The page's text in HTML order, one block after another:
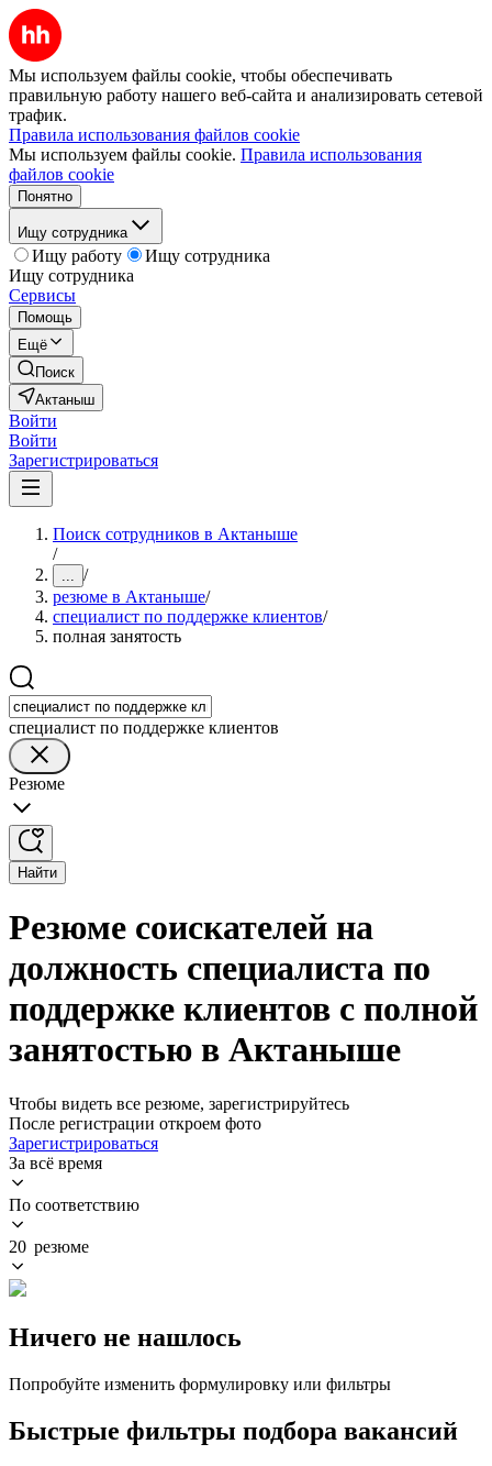
Мы используем файлы cookie, чтобы обеспечивать
правильную работу нашего веб-сайта и анализировать сетевой
трафик.
Правила использования файлов cookie
Мы используем файлы cookie. Правила использования
файлов cookie
Понятно
Ищу сотрудника
Ищу работу
Ищу сотрудника
Ищу сотрудника
Сервисы
Помощь
Ещё
Поиск
Актаныш
Войти
Войти
Зарегистрироваться
Поиск сотрудников в Актаныше
/
... /
резюме в Актаныше/
специалист по поддержке клиентов/
полная занятость
специалист по поддержке клиентов
Резюме
Найти
Резюме соискателей на
должность специалиста по
поддержке клиентов с полной
занятостью в Актаныше
Чтобы видеть все резюме, зарегистрируйтесь
После регистрации откроем фото
Зарегистрироваться
За всё время
По соответствию
20 резюме
Ничего не нашлось
Попробуйте изменить формулировку или фильтры
Быстрые фильтры подбора вакансий